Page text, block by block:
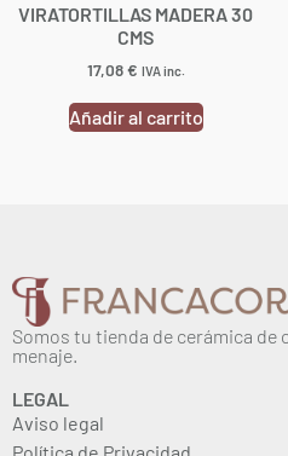
VIRATORTILLAS MADERA 30
CMS
17,08€ IVA inc.
Añadir al carrito
Somos tu tienda de cerámica de
menaje.
LEGAL
Aviso legal